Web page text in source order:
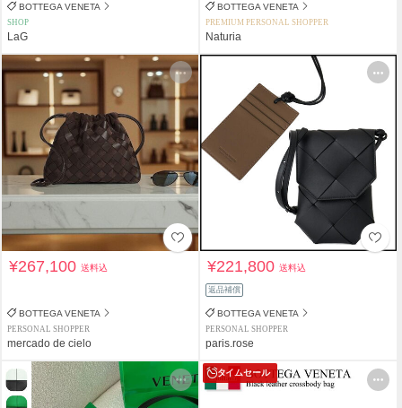
BOTTEGA VENETA
SHOP
LaG
BOTTEGA VENETA
PREMIUM PERSONAL SHOPPER
Naturia
¥267,100送料込
BOTTEGA VENETA
PERSONAL SHOPPER
mercado de cielo
¥221,800送料込
返品補償
BOTTEGA VENETA
PERSONAL SHOPPER
paris.rose
タイムセール